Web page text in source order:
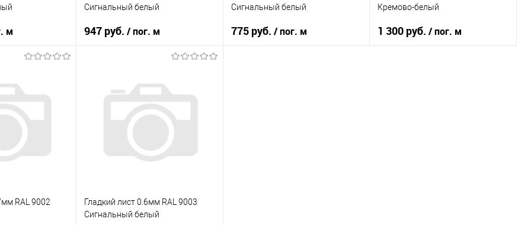
м
Сравнение
Сигнальный белый
947 руб. / пог. м
RAL 9003 Светло-серый
В корзину
Купить в 1 клик
Сравнение
Сигнальный белый
775 руб. / пог. м
Кремово-белый
1 300 руб./ пог. м
RAL 9002
Гладкий лист 0.6мм RAL 9003
Сигнальный белый